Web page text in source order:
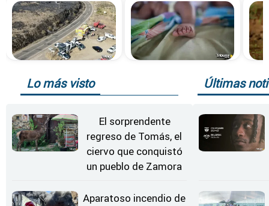
Lo más visto
El sorprendente
regreso de Tomás, el
ciervo que conquistó
un pueblo de Zamora
Aparatoso incendio de
Últimas